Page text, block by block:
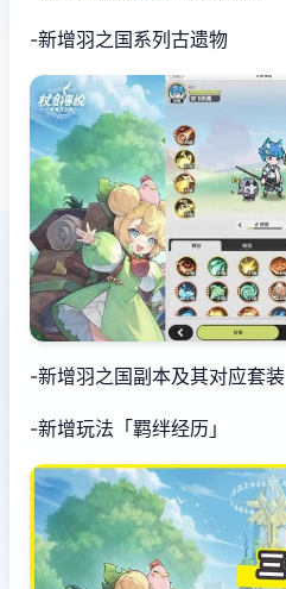
-新增羽之国系列古遗物
-新增羽之国副本及其对应套装
-新增玩法「羁绊经历」